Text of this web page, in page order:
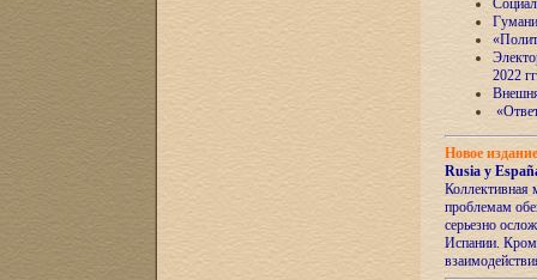
2022
Новое
Rusia y
Коллективная
проблемам
серьезно
Испании.